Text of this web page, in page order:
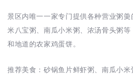
景区内唯一一家专门提供各种营业粥
米八宝粥、南瓜小米粥、浓汤骨头粥
和地道的农家鸡蛋饼。
推荐美食：砂锅鱼片鲜虾粥、南瓜小米